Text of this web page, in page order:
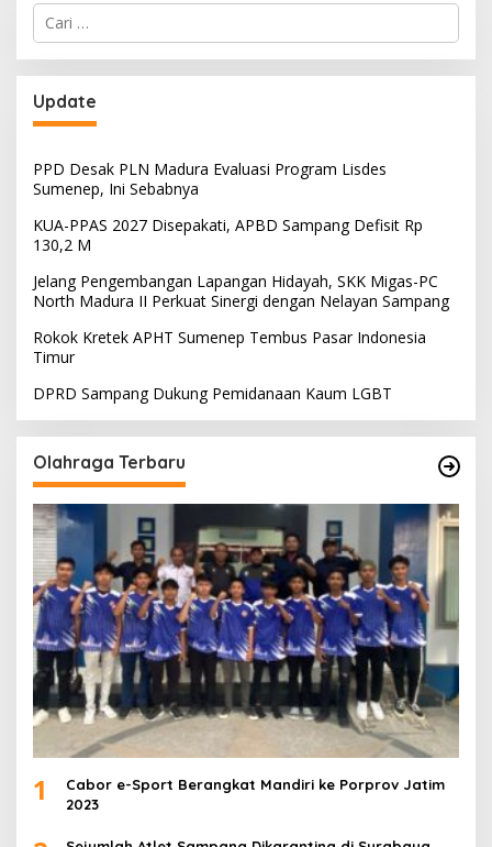
Cari
untuk:
Update
PPD Desak PLN Madura Evaluasi Program Lisdes
Sumenep, Ini Sebabnya
KUA-PPAS 2027 Disepakati, APBD Sampang Defisit Rp
130,2 M
Jelang Pengembangan Lapangan Hidayah, SKK Migas-PC
North Madura II Perkuat Sinergi dengan Nelayan Sampang
Rokok Kretek APHT Sumenep Tembus Pasar Indonesia
Timur
DPRD Sampang Dukung Pemidanaan Kaum LGBT
Olahraga Terbaru
1
Cabor e-Sport Berangkat Mandiri ke Porprov Jatim
2023